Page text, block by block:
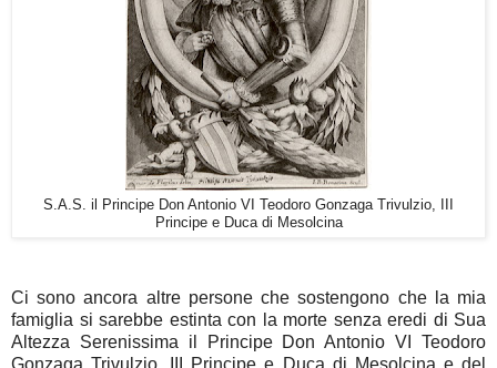
S.A.S. il Principe Don Antonio VI Teodoro Gonzaga Trivulzio, III
Principe e Duca di Mesolcina
Ci sono ancora altre persone che sostengono che la mia
famiglia si sarebbe estinta con la morte senza eredi di Sua
Altezza Serenissima il Principe Don Antonio VI Teodoro
Gonzaga Trivulzio, III Principe e Duca di Mesolcina e del